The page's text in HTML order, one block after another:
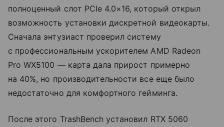
полноценный слот PCIe 4.0×16, который открыл
возможность установки дискретной видеокарты.
Сначала энтузиаст проверил систему
с профессиональным ускорителем AMD Radeon
Pro WX5100 — карта дала прирост примерно
на 40%, но производительности все еще было
недостаточно для комфортного гейминга.
После этого TrashBench установил RTX 5060